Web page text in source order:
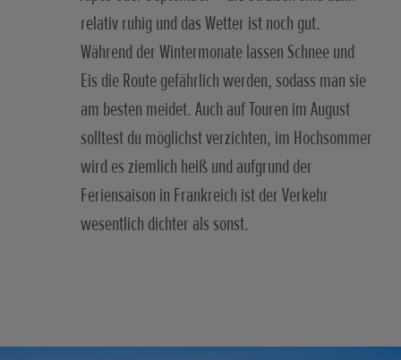
relativ ruhig und das Wetter ist noch gut.
Während der Wintermonate lassen Schnee und
Eis die Route gefährlich werden, sodass man sie
am besten meidet. Auch auf Touren im August
solltest du möglichst verzichten, im Hochsommer
wird es ziemlich heiß und aufgrund der
Feriensaison in Frankreich ist der Verkehr
wesentlich dichter als sonst.